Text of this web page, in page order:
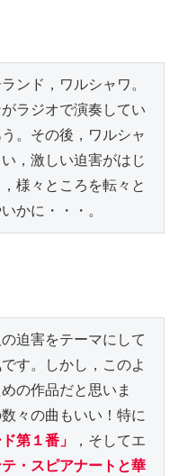
ンド，ワルシャワ。
ラジオで演奏してい
。その後，ワルシャ
，激しい迫害がはじ
様々ところを転々と
かに・・・。
迫害をテーマにして
す。しかし，このよ
の作品だと思いま
々の曲もいい！特に
第１番」
，そしてエ
テ・スピアナートと華